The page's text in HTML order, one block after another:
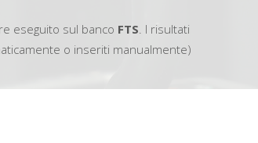
eseguito sul banco FTS. I risultati
o inseriti manualmente)